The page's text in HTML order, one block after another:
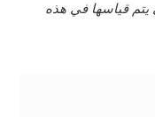
يتم قياسها في هذه